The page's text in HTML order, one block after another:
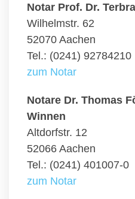
Notar Prof. Dr.
Wilhelmstr. 62
52070 Aachen
Tel.: (0241) 92784210
zum Notar
Notare Dr. Thomas
Winnen
Altdorfstr. 12
52066 Aachen
Tel.: (0241) 401007-0
zum Notar